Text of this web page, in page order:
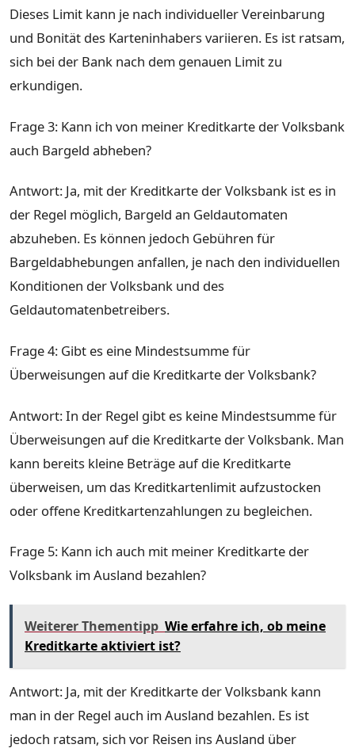
Dieses Limit kann je nach individueller Vereinbarung
und Bonität des Karteninhabers variieren. Es ist ratsam,
sich bei der Bank nach dem genauen Limit zu
erkundigen.
Frage 3: Kann ich von meiner Kreditkarte der Volksbank
auch Bargeld abheben?
Antwort: Ja, mit der Kreditkarte der Volksbank ist es in
der Regel möglich, Bargeld an Geldautomaten
abzuheben. Es können jedoch Gebühren für
Bargeldabhebungen anfallen, je nach den individuellen
Konditionen der Volksbank und des
Geldautomatenbetreibers.
Frage 4: Gibt es eine Mindestsumme für
Überweisungen auf die Kreditkarte der Volksbank?
Antwort: In der Regel gibt es keine Mindestsumme für
Überweisungen auf die Kreditkarte der Volksbank. Man
kann bereits kleine Beträge auf die Kreditkarte
überweisen, um das Kreditkartenlimit aufzustocken
oder offene Kreditkartenzahlungen zu begleichen.
Frage 5: Kann ich auch mit meiner Kreditkarte der
Volksbank im Ausland bezahlen?
Weiterer Thementipp Wie erfahre ich, ob meine
Kreditkarte aktiviert ist?
Antwort: Ja, mit der Kreditkarte der Volksbank kann
man in der Regel auch im Ausland bezahlen. Es ist
jedoch ratsam, sich vor Reisen ins Ausland über